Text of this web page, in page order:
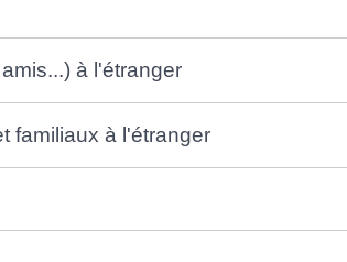
à l'étranger
familiaux à l'étranger